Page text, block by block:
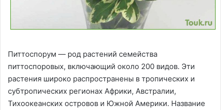
Питтоспорум — род растений семейства
питтоспоровых, включающий около 200 видов. Эти
растения широко распространены в тропических и
субтропических регионах Африки, Австралии,
Тихоокеанских островов и Южной Америки. Название